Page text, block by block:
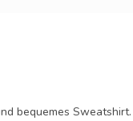
bequemes